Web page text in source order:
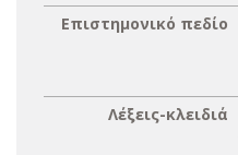
Επιστημονικό πεδίο
Λέξεις-κλειδιά